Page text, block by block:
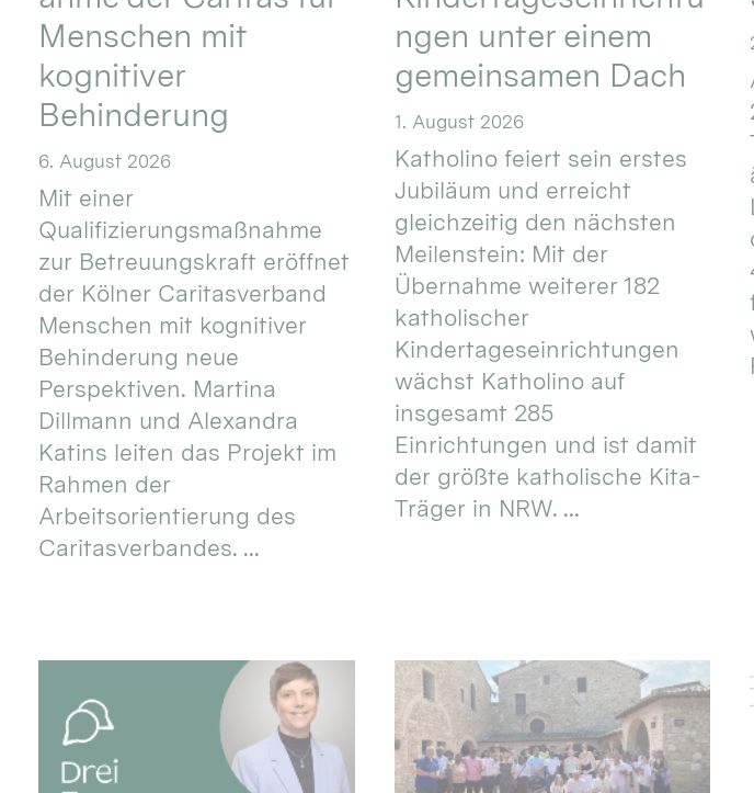
Menschen mit
kognitiver
Behinderung
6. August 2026
Mit einer
Qualifizierungsmaßnahme
zur Betreuungskraft eröffnet
der Kölner Caritasverband
Menschen mit kognitiver
Behinderung neue
Perspektiven. Martina
Dillmann und Alexandra
Katins leiten das Projekt im
Rahmen der
Arbeitsorientierung des
Caritasverbandes. ...
ngen unter einem
gemeinsamen Dach
1. August 2026
Katholino feiert sein erstes
Jubiläum und erreicht
gleichzeitig den nächsten
Meilenstein: Mit der
Übernahme weiterer 182
katholischer
Kindertageseinrichtungen
wächst Katholino auf
insgesamt 285
Einrichtungen und ist damit
der größte katholische Kita-
Träger in NRW. ...